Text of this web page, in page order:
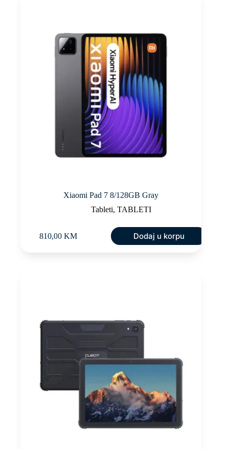
Xiaomi Pad 7 8/128GB Gray
Tableti,TABLETI
810,00 KM Dodaj u korpu